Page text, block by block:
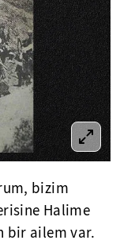
bizim
Halime
bir ailem var.